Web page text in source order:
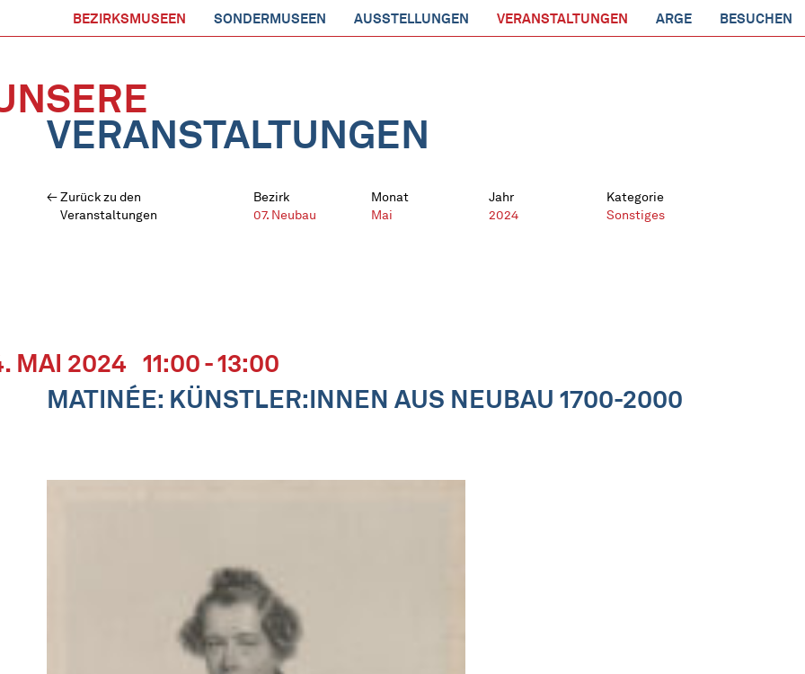
BEZIRKSMUSEEN SONDERMUSEEN AUSSTELLUNGEN VERANSTALTUNGEN ARGE BESUCHEN
VERANSTALTUNGEN
Zurück zu den
Veranstaltungen
Bezirk
07. Neubau
Monat
Mai
Jahr
2024
Kategorie
Sonstiges
MAI 2024 11:00 - 13:00
MATINÉE: KÜNSTLER:INNEN AUS NEUBAU 1700-2000